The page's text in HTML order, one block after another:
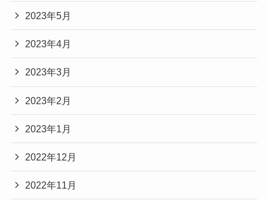
2023年5月
2023年4月
2023年3月
2023年2月
2023年1月
2022年12月
2022年11月